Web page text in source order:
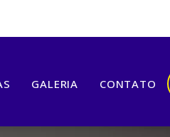
GALERIA CONTATO